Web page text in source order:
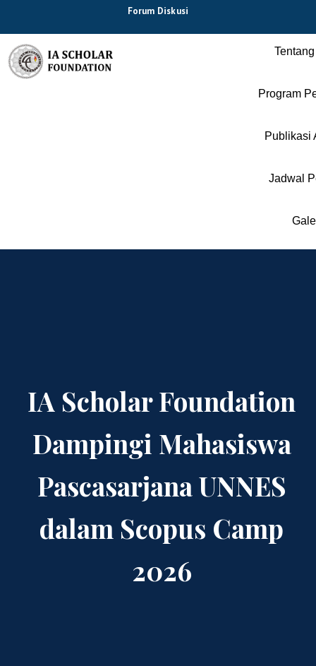
Forum Diskusi
Program
Publikasi
Jadwal
IA Scholar Foundation
Dampingi Mahasiswa
Pascasarjana UNNES
dalam Scopus Camp
2026